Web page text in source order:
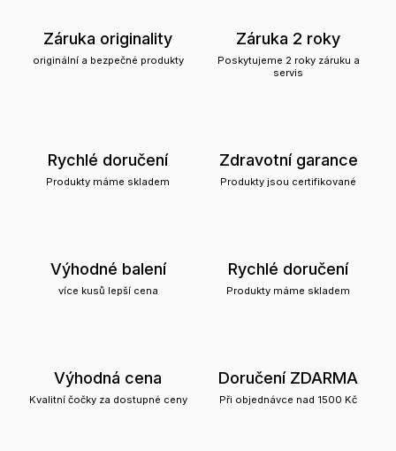
Záruka originality
originální a bezpečné produkty
Záruka 2 roky
Poskytujeme 2 roky záruku a
servis
Rychlé doručení
Produkty máme skladem
Zdravotní garance
Produkty jsou certifikované
Výhodné balení
více kusů lepší cena
Rychlé doručení
Produkty máme skladem
Výhodná cena
Kvalitní čočky za dostupné ceny
Doručení ZDARMA
Při objednávce nad 1500 Kč